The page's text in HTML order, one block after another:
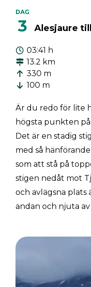
DAG
3 Alesjaure
03:41 h
13.2 km
330 m
100 m
Är du redo för lite
högsta punkten
Det är en stadig
med så
som att stå på
stigen nedåt mot
och avlägsna
andan och njuta